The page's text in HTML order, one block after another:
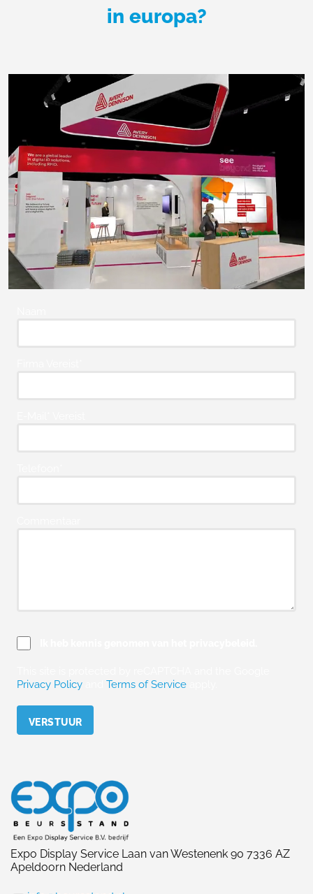
in europa?
Privacy Policy
Terms of Service
Expo Display Service Laan van Westenenk 90 7336 AZ
Apeldoorn Nederland